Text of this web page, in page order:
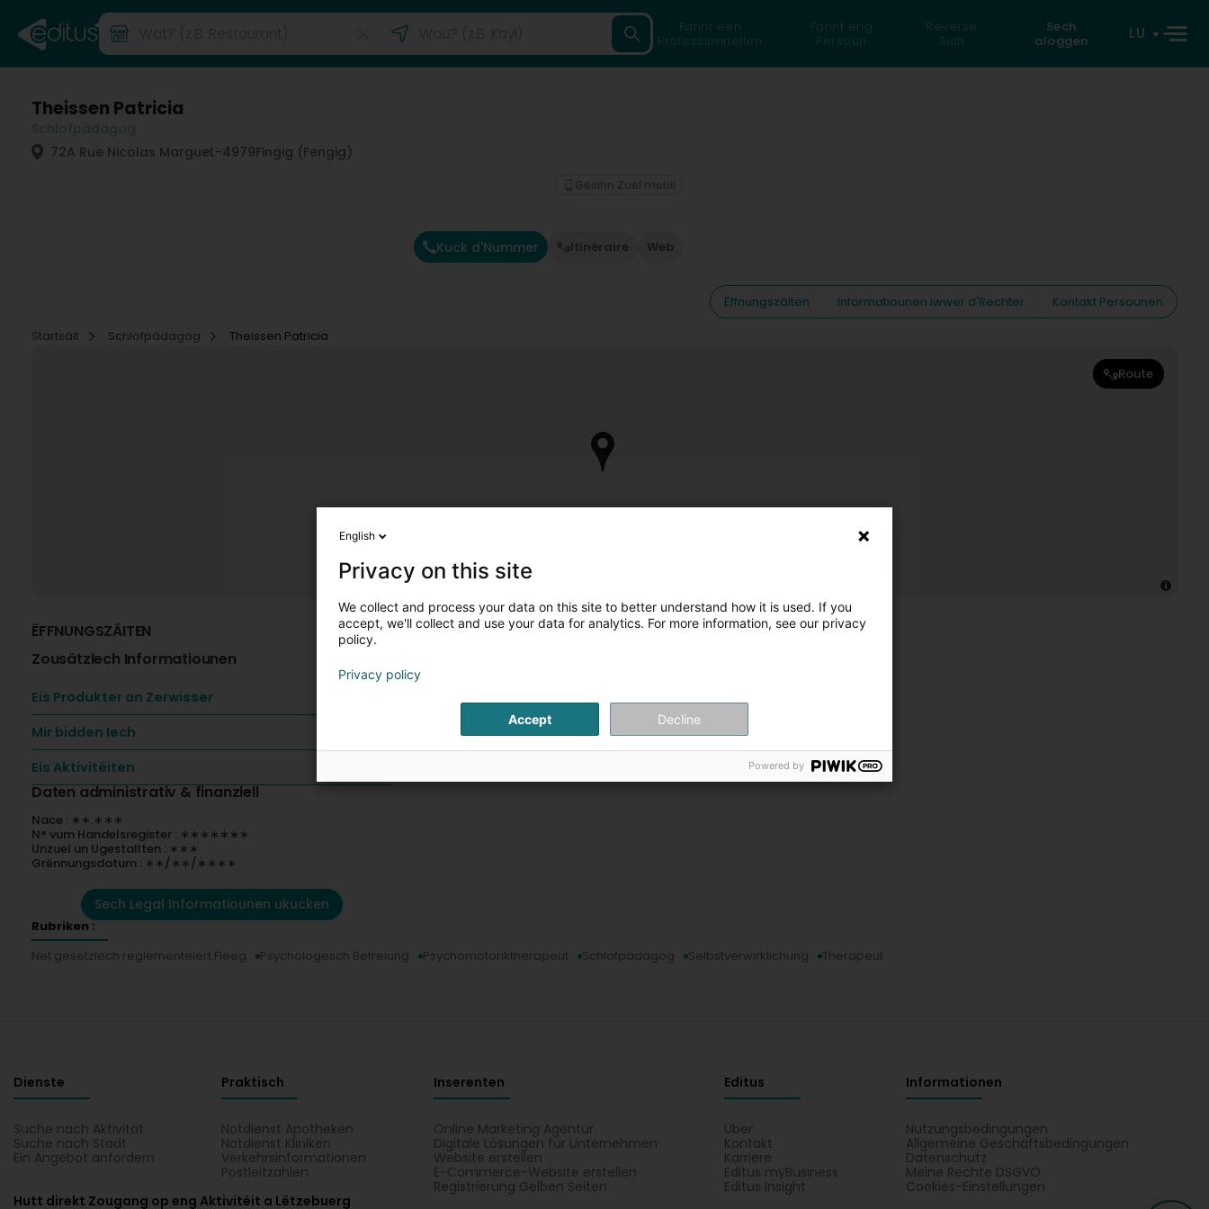
Fannt een
Professionnellen
Fannt eng
Persoun
Reverse
Sich
Sech
aloggen
LU
Theissen Patricia
72A Rue Nicolas MargueL-4979Fingig (Fengig)
Kuck d'Nummer Itinéraire Web
Gesinn Zuel mobil
Ëffnungszäiten Informatiounen iwwer d'Rechter
Kontakt Persounen
Startsäit
Schlofpädagog Theissen Patricia
Route
ËFFNUNGSZÄITEN
Zousätzlech Informatiounen
Eis Produkter an Zerwisser
Mir bidden Iech
Eis Aktivitéiten
Daten administrativ & finanziell
Nace : ∗∗.∗∗∗
N° vum Handelsregister : ∗∗∗∗∗∗∗
Unzuel un Ugestallten : ∗∗∗
Grënnungsdatum : ∗∗/∗∗/∗∗∗∗
Sech Legal Informatiounen ukucken
Kontakt Persounen
Psychomotricienne
Rubriken :
Net gesetzlech reglementeiert Fleeg
Psychologesch Betreiung Psychomotoriktherapeut Schlofpädagog Selbstverwirklichung Therapeut
Dienste
Suche nach Aktivität
Suche nach Stadt
Ein Angebot anfordern
Praktisch
Notdienst Apotheken
Notdienst Kliniken
Verkehrsinformationen
Postleitzahlen
Inserenten
Online Marketing Agentur
Digitale Lösungen für Unternehmen
Website erstellen
E-Commerce-Website erstellen
Registrierung Gelben Seiten
Editus
Über
Kontakt
Karriere
Editus myBusiness
Editus Insight
Informationen
Nutzungsbedingungen
Allgemeine Geschäftsbedingungen
Datenschutz
Meine Rechte DSGVO
Cookies-Einstellungen
Hutt direkt Zougang op eng Aktivitéit a Lëtzebuerg
English
Privacy on this site
We collect and process your data on this site to better understand how it is used. If you
accept, we'll collect and use your data for analytics. For more information, see our privacy
policy.
Privacy policy
Accept Decline
Powered by